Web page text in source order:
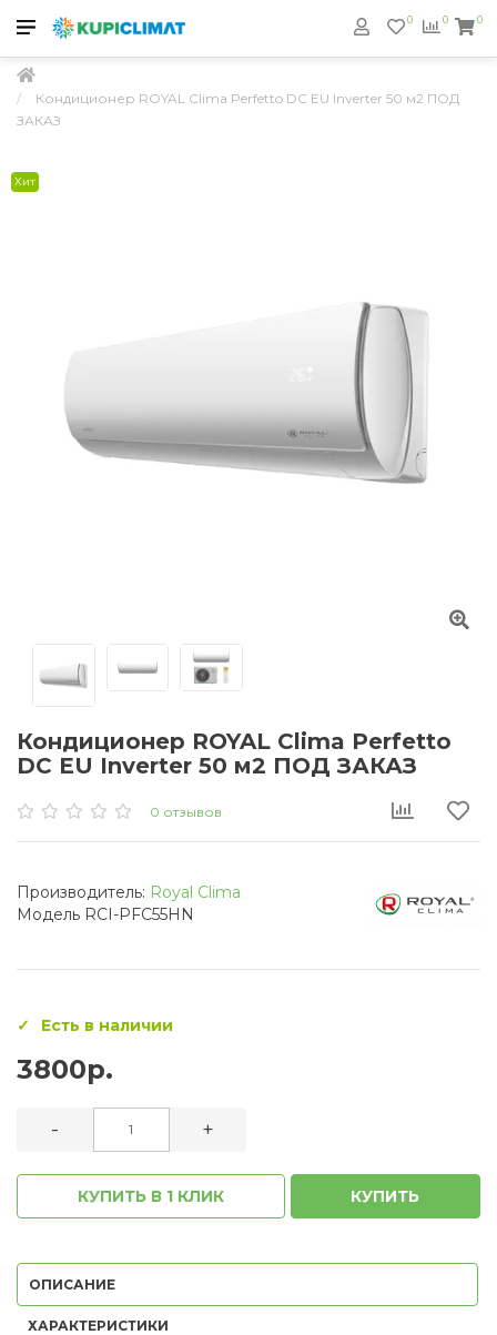
0
0 0
Кондиционер ROYAL Clima Perfetto DC EU Inverter 50 м2 ПОД
ЗАКАЗ
Хит
Кондиционер ROYAL Clima Perfetto
DC EU Inverter 50 м2 ПОД ЗАКАЗ
0 отзывов
Производитель: Royal Clima
Модель RCI-PFC55HN
Есть в наличии
3800р.
- +
КУПИТЬ В 1 КЛИК КУПИТЬ
ОПИСАНИЕ
ХАРАКТЕРИСТИКИ